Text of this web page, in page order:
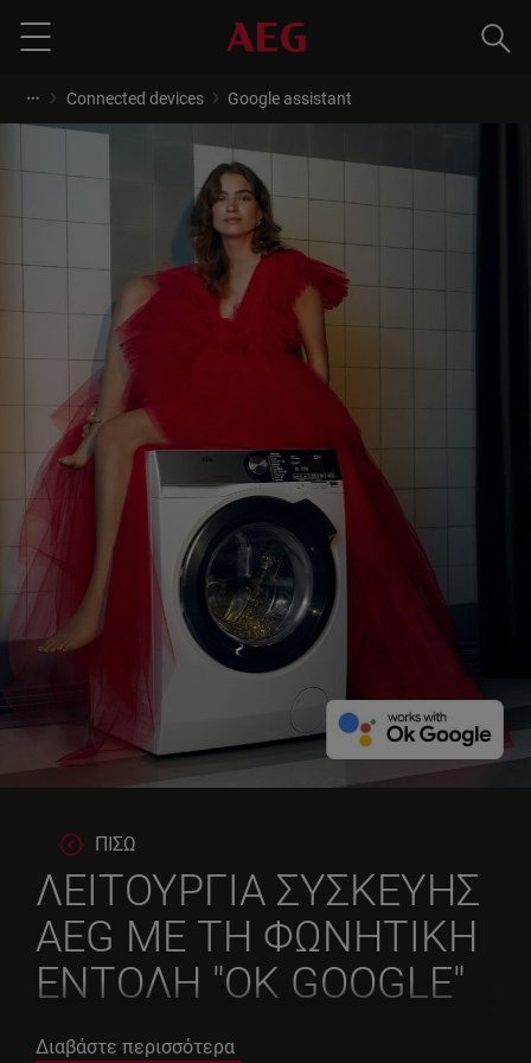
Menu
Connected devices Google assistant
ΠΙΣΩ
ΛΕΙΤΟΥΡΓΙΑ ΣΥΣΚΕΥΗΣ
AEG ΜΕ ΤΗ ΦΩΝΗΤΙΚΗ
ΕΝΤΟΛΗ "OK GOOGLE"
Πιο εύκολο πλύσιμο και στέγνωμα, με
Διαβάστε περισσότερα